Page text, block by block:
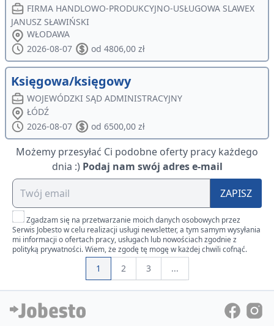
FIRMA HANDLOWO-PRODUKCYJNO-USŁUGOWA SLAWEX
JANUSZ SŁAWIŃSKI
WŁODAWA
2026-08-07
od 4806,00 zł
Księgowa/księgowy
WOJEWÓDZKI SĄD ADMINISTRACYJNY
ŁÓDŹ
2026-08-07
od 6500,00 zł
Możemy przesyłać Ci podobne oferty pracy każdego
dnia :) Podaj nam swój adres e-mail
ZAPISZ
Zgadzam się na przetwarzanie moich danych osobowych przez
Serwis Jobesto w celu realizacji usługi newsletter, a tym samym wysyłania
mi informacji o ofertach pracy, usługach lub nowościach zgodnie z
polityką prywatności. Wiem, że zgodę tę mogę w każdej chwili cofnąć.
1 2 3 ...